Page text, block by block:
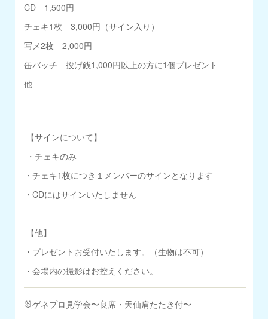
CD 1,500円
チェキ1枚 3,000円（サイン入り）
写メ2枚 2,000円
缶バッチ 投げ銭1,000円以上の方に1個プレゼント
他
【サインについて】
・チェキのみ
・チェキ1枚につき１メンバーのサインとなります
・CDにはサインいたしません
【他】
・プレゼントお受付いたします。（生物は不可）
・会場内の撮影はお控えください。
🐰ゲネプロ見学会〜良席・天仙肩たたき付〜